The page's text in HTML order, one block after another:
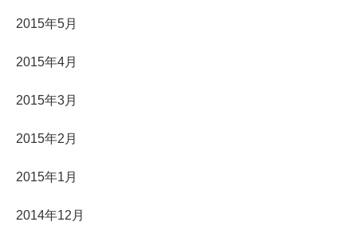
2015年5月
2015年4月
2015年3月
2015年2月
2015年1月
2014年12月